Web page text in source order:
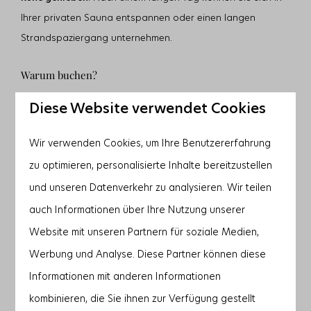
Ihrer privaten Sauna entspannen oder einen langen
Strandspaziergang unternehmen.
Warum buchen?
Meeresluft und der weiten Aussicht inspirieren.
Luxus und Komfort ausgestattet, inklusive
Optimale Balance:Kombinieren Sie Arbeitstage mit
langen Strandspaziergängen oder einem Wellness-
5*-Service:Nutzen Sie unsere umfangreichen
Einkaufsservice und In-Home-Cooking.
Entspannung:Vergessen Sie die Hektik des Alltags mit
Session am Meer oder einem aktiven Personal Training.
Auf der Suche nach Inspiration?
Diese Website verwendet Cookies
Wir verwenden Cookies, um Ihre Benutzererfahrung
zu optimieren, personalisierte Inhalte bereitzustellen
und unseren Datenverkehr zu analysieren. Wir teilen
auch Informationen über Ihre Nutzung unserer
Website mit unseren Partnern für soziale Medien,
Werbung und Analyse. Diese Partner können diese
Informationen mit anderen Informationen
kombinieren, die Sie ihnen zur Verfügung gestellt